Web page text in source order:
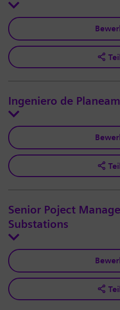
Ingeniero de
Senior Poject
Substations